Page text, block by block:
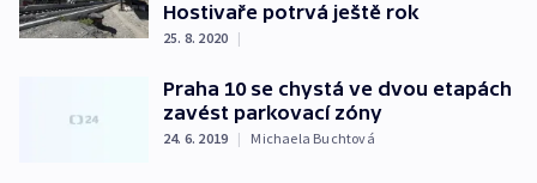
Hostivaře potrvá ještě rok
25. 8. 2020 |
Praha 10 se chystá ve dvou etapách
zavést parkovací zóny
24. 6. 2019 | Michaela Buchtová